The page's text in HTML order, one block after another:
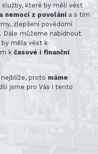
služby, které by měli vést
nemocí z povolání a s tím
zlepšení povědomí
Dále můžeme nabídnout
by měla vést k
kčasové i finanční
proto máme
jsme pro Vás i tento